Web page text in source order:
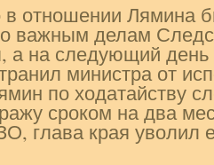
в отношении Лямина
важным делам
а на следующий
министра от
по ходатайству
сроком на два
глава края уволил